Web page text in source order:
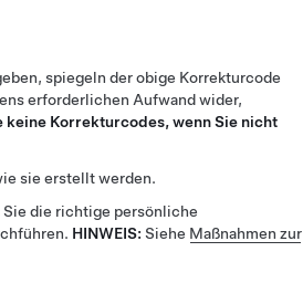
spiegeln der obige Korrekturcode
erforderlichen Aufwand wider,
keine Korrekturcodes, wenn Sie nicht
sie erstellt werden.
die richtige persönliche
HINWEIS: Siehe Maßnahmen zur